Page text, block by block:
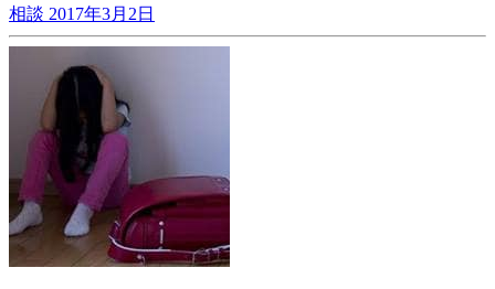
相談 2017年3月2日